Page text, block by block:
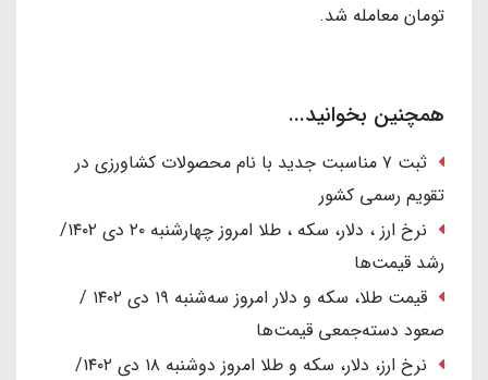
تومان معامله شد.
همچنین بخوانید...
ثبت ۷ مناسبت جدید با نام محصولات کشاورزی در
تقویم رسمی کشور
نرخ ارز ، دلار، سکه ، طلا امروز چهارشنبه ۲۰ دی ۱۴۰۲/
رشد قیمت‌ها
قیمت طلا، سکه و دلار امروز سه‌شنبه ۱۹ دی ۱۴۰۲ /
صعود دسته‌جمعی قیمت‌ها
نرخ ارز، دلار، سکه و طلا امروز دوشنبه ۱۸ دی ۱۴۰۲/